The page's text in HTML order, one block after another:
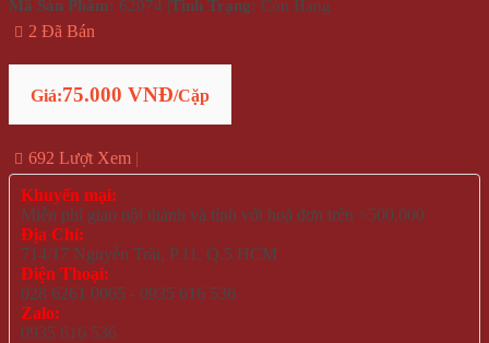
Mã Sản Phẩm: 62074 |Tình Trạng: Còn Hàng
2 Đã Bán
Giá:75.000 VNĐ/Cặp
692 Lượt Xem
Khuyến mại:
Miễn phí giao nội thành và tỉnh với hoá đơn trên >500.000
Địa Chỉ:
714/17 Nguyễn Trãi, P.11, Q.5 HCM
Điện Thoại:
028 6261 0065 - 0935 616 536
Zalo:
0935 616 536